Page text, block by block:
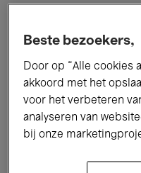
Performances
Jazz
Beste bezoekers,
Door op “Alle cookies
akkoord met het
voor het verbeteren
analyseren van
bij onze